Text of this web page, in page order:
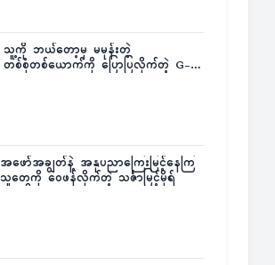
သူ့ကို ဘယ်တော့မှ မမုန်းတဲ့
တစ်စုံတစ်ယောက်ကို ပြောပြလိုက်တဲ့ G-
အဖော်အချွတ်နဲ့ အနုပညာကြေးမြင့်နေကြ
သူတွေကို ဝေဖန်လိုက်တဲ့ သင်္ဇာမြင့်မိုရ်